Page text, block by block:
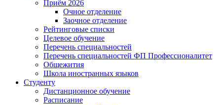
Приём 2026
Очное отделение
Заочное отделение
Рейтинговые списки
Целевое обучение
Перечень специальностей
Перечень специальностей ФП Профессионалитет
Общежития
Школа иностранных языков
Студенту
Дистанционное обучение
Расписание